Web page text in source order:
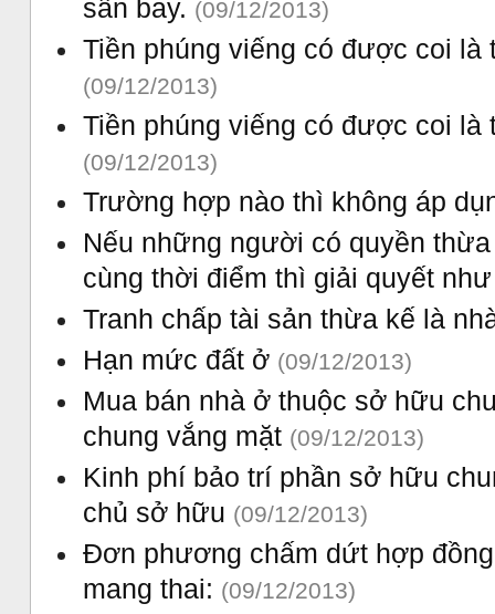
sân bay. (09/12/2013)
Tiền phúng viếng có được coi là
(09/12/2013)
Tiền phúng viếng có được coi là
(09/12/2013)
Trường hợp nào thì không áp
Nếu những người có quyền
cùng thời điểm thì giải quyết
Tranh chấp tài sản thừa kế là
Hạn mức đất ở (09/12/2013)
Mua bán nhà ở thuộc sở hữu
chung vắng mặt (09/12/2013)
Kinh phí bảo trí phần sở hữu
chủ sở hữu (09/12/2013)
Đơn phương chấm dứt hợp
mang thai: (09/12/2013)